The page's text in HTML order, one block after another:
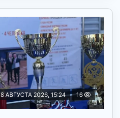
8 АВГУСТА 2026, 15:24 16